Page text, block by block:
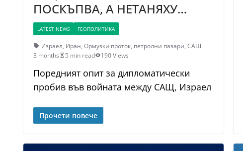
ПОСКЪПВА, А НЕТАНЯХУ…
LATEST NEWS ГЕОПОЛИТИКА
Израел, Иран, Ормузки проток, петролни пазари, САЩ
3 months
5 min read 190 Views
Поредният опит за дипломатически
пробив във войната между САЩ, Израел
Прочети повече